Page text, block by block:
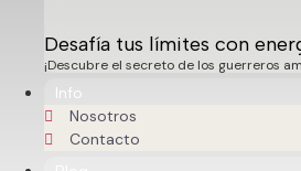
Desafía tus límites con
¡Descubre el secreto de los guerreros
Info
Nosotros
Contacto